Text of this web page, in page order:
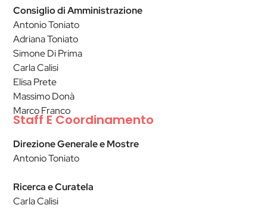
Consiglio di Amministrazione
Antonio Toniato
Adriana Toniato
Simone Di Prima
Carla Calisi
Elisa Prete
Massimo Donà
Marco Franco
Staff E Coordinamento
Direzione Generale e Mostre
Antonio Toniato
Ricerca e Curatela
Carla Calisi